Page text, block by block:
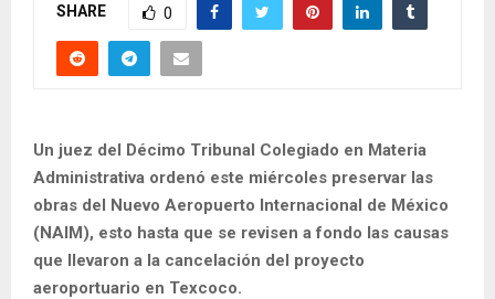
SHARE 0
Un juez del Décimo Tribunal Colegiado en Materia
Administrativa ordenó este miércoles preservar las
obras del Nuevo Aeropuerto Internacional de México
(NAIM), esto hasta que se revisen a fondo las causas
que llevaron a la cancelación del proyecto
aeroportuario en Texcoco.